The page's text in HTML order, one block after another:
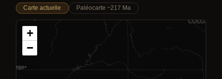
Carte actuelle Paléocarte ~217 Ma
+
−